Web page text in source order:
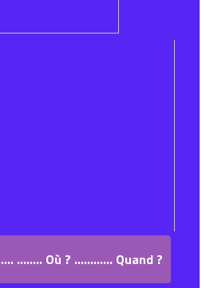
........ Où ? ............ Quand ?